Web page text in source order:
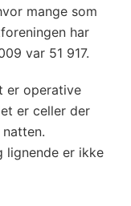
d
e
b
h
n
mange som
har
var 51 917.
er operative
er celler der
lignende er ikke